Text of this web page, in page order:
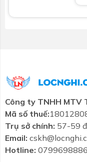
Công ty TNHH MTV
Mã số thuế:
Trụ sở chính: 57-59
Email:
Hotline: 0799698886